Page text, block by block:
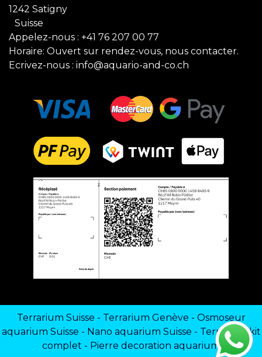
1242 Satigny
Suisse
Appelez-nous : +41 76 207 00 77
Horaire: Ouvert sur rendez-vous, nous contacter.
Ecrivez-nous : info@aquario-and-co.ch
Terrarium Suisse - Terrarium Genève - Osmoseur
aquarium Suisse - Nano aquarium Suisse - Terrarium kit
complet - Pierre decoration aquarium